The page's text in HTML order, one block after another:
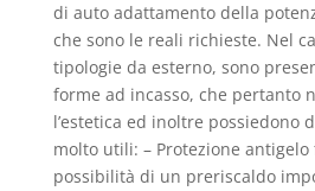
di auto adattamento della
che sono le reali richieste. Nel
tipologie da esterno, sono
forme ad incasso, che pertanto
l’estetica ed inoltre possiedono
molto utili: – Protezione antigelo
possibilità di un preriscaldo